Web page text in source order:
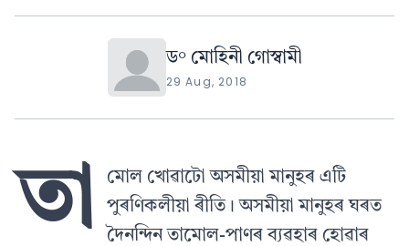
ড° মোহিনী গোস্বামী
29 Aug, 2018
তা
মোল খোৱাটো অসমীয়া মানুহৰ এটি
পুৰণিকলীয়া ৰীতি। অসমীয়া মানুহৰ ঘৰত
দৈনন্দিন তামোল-পাণৰ ব্যৱহাৰ হোৱাৰ